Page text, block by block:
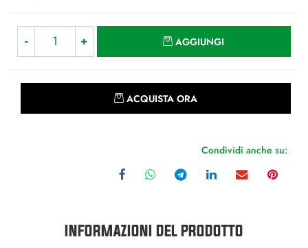
AGGIUNGI
ACQUISTA ORA
Condividi anche su:
INFORMAZIONI DEL PRODOTTO